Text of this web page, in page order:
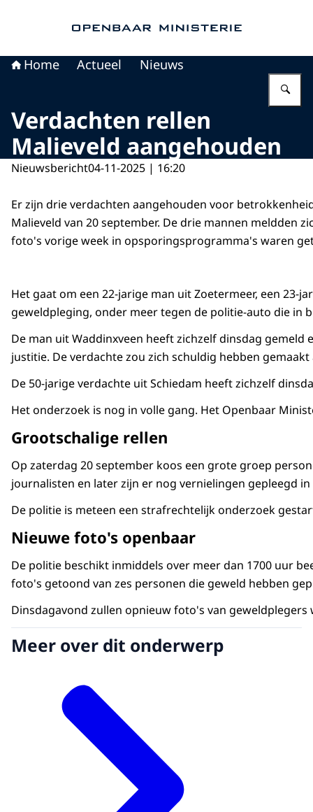
Home Actueel Nieuws
Verdachten rellen
Malieveld aangehouden
Nieuwsbericht04-11-2025 | 16:20
Er zijn drie verdachten aangehouden voor
Malieveld van 20 september. De drie mannen meldden
foto's vorige week in opsporingsprogramma's waren
Het gaat om een 22-jarige man uit Zoetermeer, een
geweldpleging, onder meer tegen de politie-auto die in
De man uit Waddinxveen heeft zichzelf dinsdag
justitie. De verdachte zou zich schuldig hebben
De 50-jarige verdachte uit Schiedam heeft zichzelf
Het onderzoek is nog in volle gang. Het Openbaar
Grootschalige rellen
Op zaterdag 20 september koos een grote groep
journalisten en later zijn er nog vernielingen gepleegd
De politie is meteen een strafrechtelijk onderzoek
Nieuwe foto's openbaar
De politie beschikt inmiddels over meer dan 1700 uur
foto's getoond van zes personen die geweld hebben
Dinsdagavond zullen opnieuw foto's van
Meer over dit onderwerp